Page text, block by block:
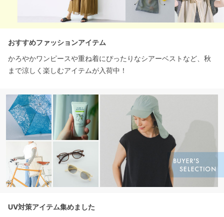
おすすめファッションアイテム
かろやかワンピースや重ね着にぴったりなシアーベストなど、秋
まで涼しく楽しむアイテムが入荷中！
UV対策アイテム集めました